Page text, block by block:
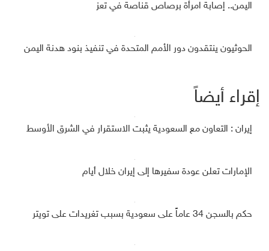
اليمن.. إصابة امرأة برصاص قناصة في تعز
الحوثيون ينتقدون دور الأمم المتحدة في تنفيذ بنود هدنة اليمن
إقراء أيضاً
إيران : التعاون مع السعودية يثبت الاستقرار في الشرق الأوسط
الإمارات تعلن عودة سفيرها إلى إيران خلال أيام
حكم بالسجن 34 عاماً على سعودية بسبب تغريدات على تويتر